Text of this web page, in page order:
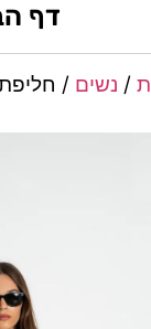
דף
/ נשים /